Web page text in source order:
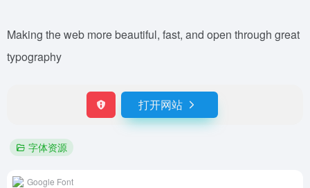
Making the web more beautiful, fast, and open through great
typography
打开网站
字体资源
Google Font